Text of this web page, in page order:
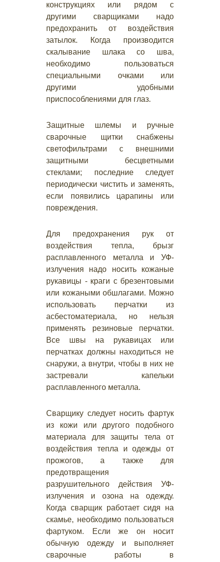
конструкциях или рядом с
другими сварщиками надо
предохранить от воздействия
затылок. Когда производится
скалывание шлака со шва,
необходимо пользоваться
специальными очками или
другими удобными
приспособлениями для глаз.
Защитные шлемы и ручные
сварочные щитки снабжены
светофильтрами с внешними
защитными бесцветными
стеклами; последние следует
периодически чистить и заменять,
если появились царапины или
повреждения.
Для предохранения рук от
воздействия тепла, брызг
расплавленного металла и УФ-
излучения надо носить кожаные
рукавицы - краги с брезентовыми
или кожаными обшлагами. Можно
использовать перчатки из
асбестоматериала, но нельзя
применять резиновые перчатки.
Все швы на рукавицах или
перчатках должны находиться не
снаружи, а внутри, чтобы в них не
застревали капельки
расплавленного металла.
Сварщику следует носить фартук
из кожи или другого подобного
материала для защиты тела от
воздействия тепла и одежды от
прожогов, а также для
предотвращения
разрушительного действия УФ-
излучения и озона на одежду.
Когда сварщик работает сидя на
скамье, необходимо пользоваться
фартуком. Если же он носит
обычную одежду и выполняет
сварочные работы в